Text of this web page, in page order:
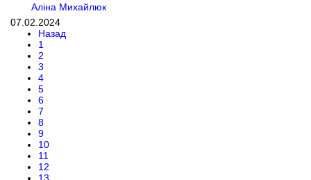
Аліна Михайлюк
07.02.2024
Назад
1
2
3
4
5
6
7
8
9
10
11
12